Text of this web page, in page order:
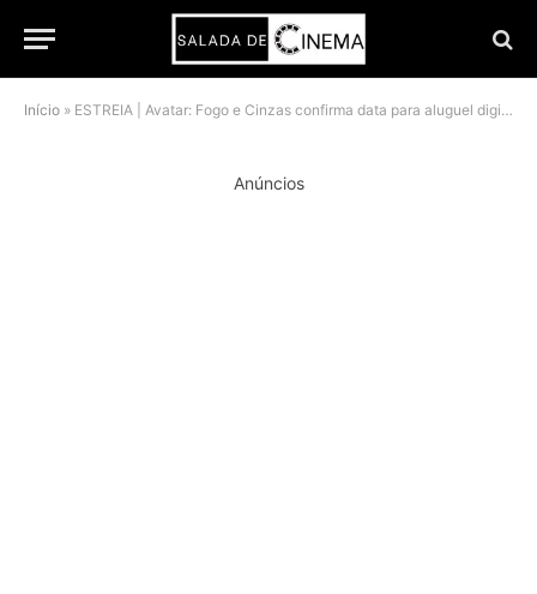
Início » ESTREIA | Avatar: Fogo e Cinzas confirma data para aluguel digital e mantém fôlego na franquia
Anúncios